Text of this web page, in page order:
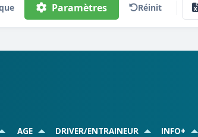
Paramètres Réinit
AGE DRIVER/ENTRAINEUR INFO+